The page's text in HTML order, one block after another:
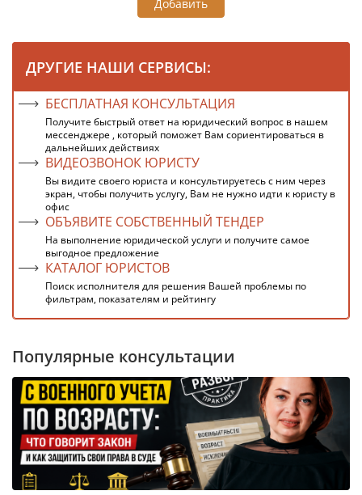
Добавить
ДРУГИЕ НАШИ СЕРВИСЫ:
БЕСПЛАТНАЯ КОНСУЛЬТАЦИЯ
Получите быстрый ответ на юридический вопрос в нашем
мессенджере , который поможет Вам сориентироваться в
дальнейших действиях
ВИДЕОЗВОНОК ЮРИСТУ
Вы видите своего юриста и консультируетесь с ним через
экран, чтобы получить услугу, Вам не нужно идти к юристу в
офис
ОБЪЯВИТЕ СОБСТВЕННЫЙ ТЕНДЕР
На выполнение юридической услуги и получите самое
выгодное предложение
КАТАЛОГ ЮРИСТОВ
Поиск исполнителя для решения Вашей проблемы по
фильтрам, показателям и рейтингу
Популярные консультации